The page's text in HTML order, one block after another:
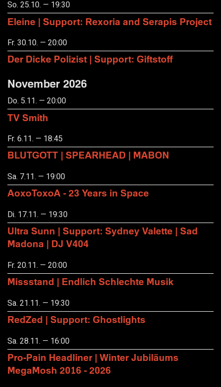
So. 25.10. — 19:30
Eleine | Support: Rexoria and Serapis Project
Fr. 30.10. — 20:00
Der Dicke Polizist | Support: Giftstoff
November 2026
Do. 5.11. — 20:00
TV Smith
Fr. 6.11. — 18:45
BLUTGOTT | SPEARHEAD | MABON
Sa. 7.11. — 19:00
AoxoToxoA - 23 Years in Space
Di. 17.11. — 19:30
Ultra Sunn | Support: Sydney Valette | Sad
Madona | DJ V404
Fr. 20.11. — 20:00
Missstand | Endlich Schlechte Musik
Sa. 21.11. — 19:30
RedZed | Support: Ghostlights
Sa. 28.11. — 16:00
Pro-Pain Headliner | Winter Jubiläums
MegaMosh 2016 - 2026